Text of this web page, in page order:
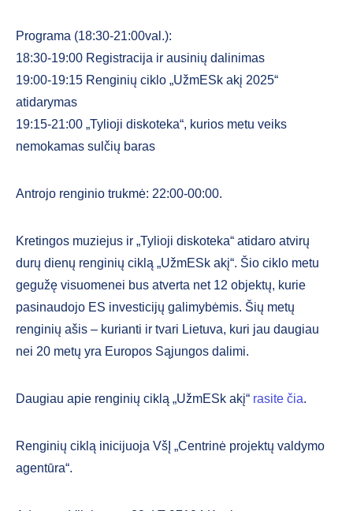
Programa (18:30-21:00val.):
18:30-19:00 Registracija ir ausinių dalinimas
19:00-19:15 Renginių ciklo „UžmESk akį 2025“
atidarymas
19:15-21:00 „Tylioji diskoteka“, kurios metu veiks
nemokamas sulčių baras
Antrojo renginio trukmė: 22:00-00:00.
Kretingos muziejus ir „Tylioji diskoteka“ atidaro atvirų
durų dienų renginių ciklą „UžmESk akį“. Šio ciklo metu
gegužę visuomenei bus atverta net 12 objektų, kurie
pasinaudojo ES investicijų galimybėmis. Šių metų
renginių ašis – kurianti ir tvari Lietuva, kuri jau daugiau
nei 20 metų yra Europos Sąjungos dalimi.
Daugiau apie renginių ciklą „UžmESk akį“ rasite čia.
Renginių ciklą inicijuoja VšĮ „Centrinė projektų valdymo
agentūra“.